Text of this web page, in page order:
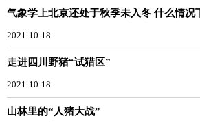
气象学上北京还处于秋季未入冬 什么情况
2021-10-18
走进四川野猪“试猎区”
2021-10-18
山林里的“人猪大战”